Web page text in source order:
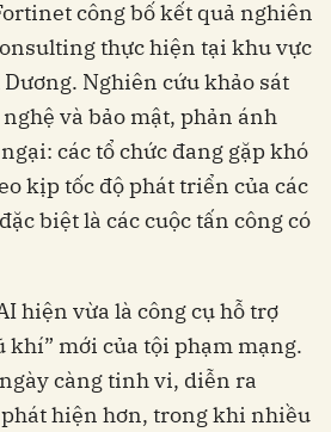
công bố kết quả nghiên
thực hiện tại khu vực
Nghiên cứu khảo sát
và bảo mật, phản ánh
các tổ chức đang gặp khó
kịp tốc độ phát triển của các
biệt là các cuộc tấn công có
hiện vừa là công cụ hỗ trợ
khí” mới của tội phạm mạng.
càng tinh vi, diễn ra
hiện hơn, trong khi nhiều